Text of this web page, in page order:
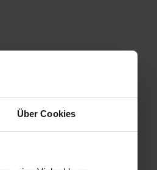
Über Cookies